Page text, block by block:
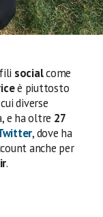
socialcome
è piuttosto
diverse
e ha oltre 27
, dove ha
anche per
.